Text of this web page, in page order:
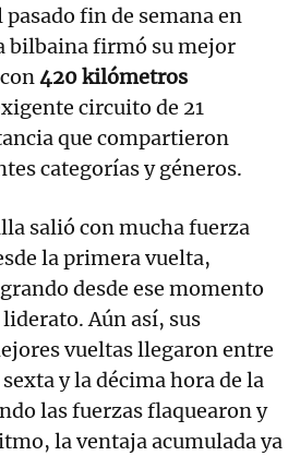
pasado fin de semana en
bilbaina firmó su mejor
420 kilómetros
circuito de 21
que compartieron
categorías y géneros.
salió con mucha fuerza
la primera vuelta,
desde ese momento
Aún así, sus
vueltas llegaron entre
y la décima hora de la
las fuerzas flaquearon y
la ventaja acumulada ya